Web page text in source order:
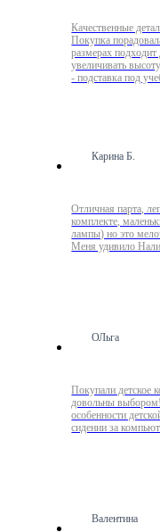
Качественные
Покупка
размерах
увеличивать
- подставка под
Карина Б.
Отличная парта,
комплекте,
лампы) но это
Меня удивило
ОЛьга
Покупали детское
довольны
особенности
сидении за
Валентина